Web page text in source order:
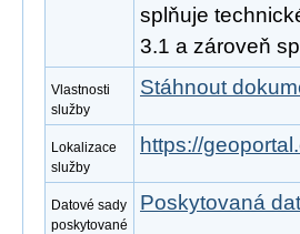
splňuje
3.1 a zároveň
Vlastnosti
služby
Stáhnout
Lokalizace
služby
https://
Datové sady
poskytované
Poskytovaná